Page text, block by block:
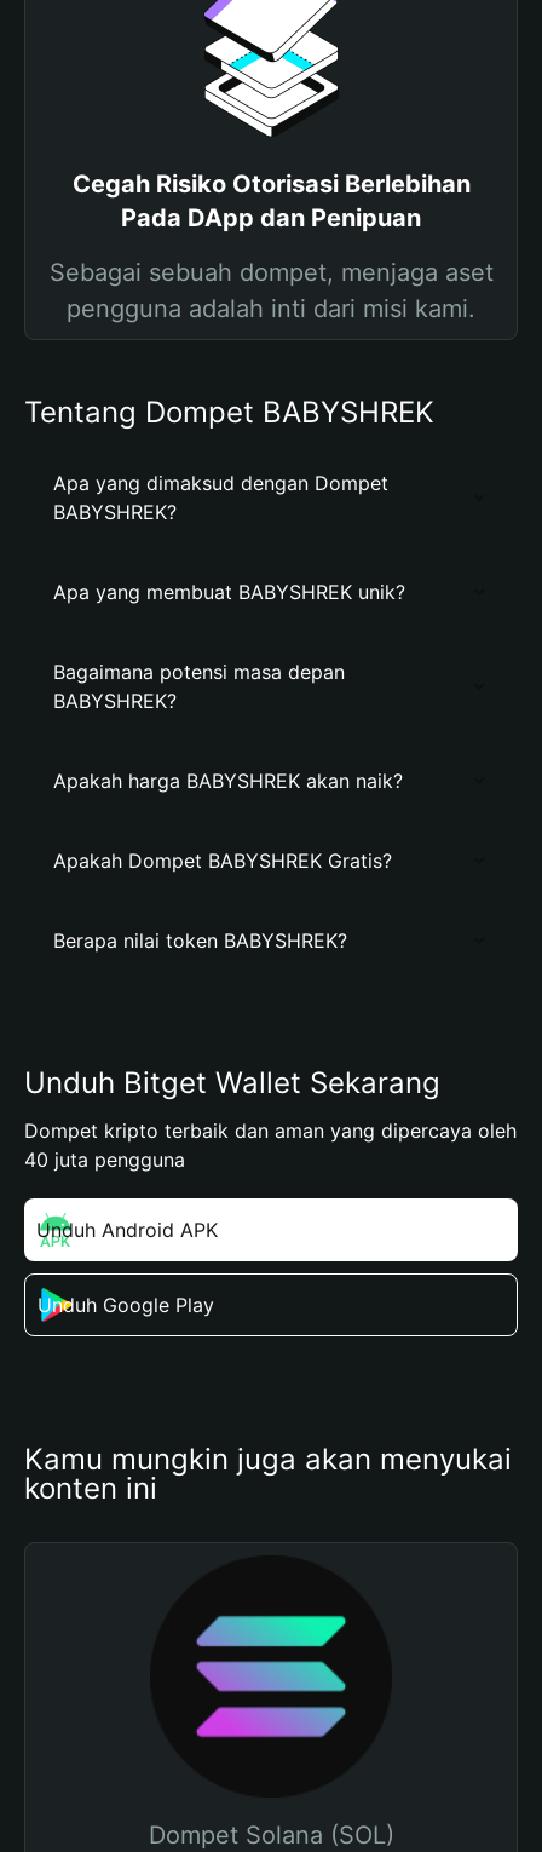
Cegah Risiko Otorisasi Berlebihan
Pada DApp dan Penipuan
Sebagai sebuah dompet, menjaga aset
pengguna adalah inti dari misi kami.
Tentang Dompet BABYSHREK
Apa yang dimaksud dengan Dompet
BABYSHREK?
Apa yang membuat BABYSHREK unik?
Bagaimana potensi masa depan
BABYSHREK?
Apakah harga BABYSHREK akan naik?
Apakah Dompet BABYSHREK Gratis?
Berapa nilai token BABYSHREK?
Unduh Bitget Wallet Sekarang
Dompet kripto terbaik dan aman yang dipercaya oleh
40 juta pengguna
Unduh Android APK
Unduh Google Play
Kamu mungkin juga akan menyukai
konten ini
Dompet Solana (SOL)